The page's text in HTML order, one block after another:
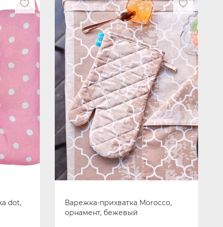
dot,
Варежка-прихватка Morocco,
орнамент, бежевый